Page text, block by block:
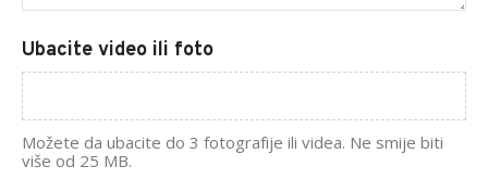
Ubacite video ili foto
Možete da ubacite do 3 fotografije ili videa. Ne smije biti
više od 25 MB.